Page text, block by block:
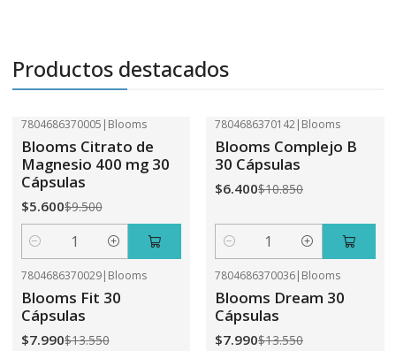
Productos destacados
7804686370005 | Blooms
Blooms Citrato de
Magnesio 400 mg 30
Cápsulas
$5.600$9.500
Cantidad
7804686370142| Blooms
Blooms Complejo B
30 Cápsulas
$6.400$10.850
Cantidad
7804686370029| Blooms
Blooms Fit 30
Cápsulas
$7.990$13.550
7804686370036| Blooms
Blooms Dream 30
Cápsulas
$7.990$13.550